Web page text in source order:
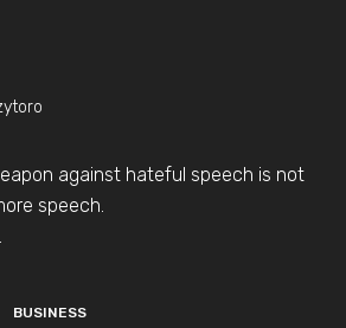
against hateful speech is not
speech.
BUSINESS